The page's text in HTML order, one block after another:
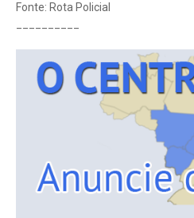
Fonte: Rota Policial